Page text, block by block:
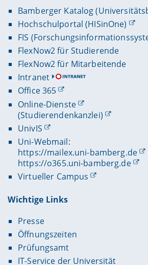
Bamberger Katalog
Hochschulportal (HISinOne)
FIS
FlexNow2 für Studierende
FlexNow2 für Mitarbeitende
Intranet
Office 365
Online-Dienste
(Studierendenkanzlei)
UnivIS
Uni-Webmail:
https://mailex.uni-bamberg.de
https://o365.uni-bamberg.de
Virtueller Campus
Wichtige Links
Presse
Öffnungszeiten
Prüfungsamt
IT-Service der Universität